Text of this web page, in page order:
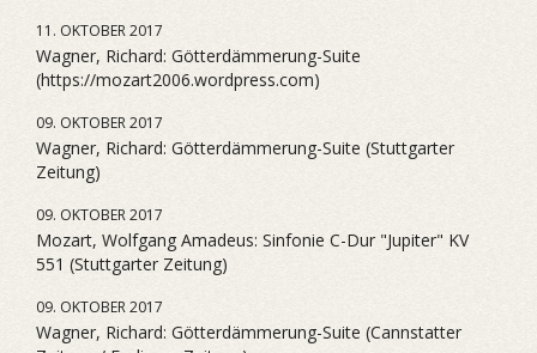
11. OKTOBER 2017
Wagner, Richard: Götterdämmerung-Suite
(https://mozart2006.wordpress.com)
09. OKTOBER 2017
Wagner, Richard: Götterdämmerung-Suite (Stuttgarter
Zeitung)
09. OKTOBER 2017
Mozart, Wolfgang Amadeus: Sinfonie C-Dur "Jupiter" KV
551 (Stuttgarter Zeitung)
09. OKTOBER 2017
Wagner, Richard: Götterdämmerung-Suite (Cannstatter